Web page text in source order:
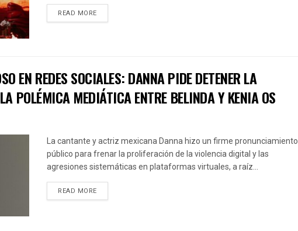
READ MORE
EN REDES SOCIALES: DANNA PIDE DETENER LA
POLÉMICA MEDIÁTICA ENTRE BELINDA Y KENIA OS
La cantante y actriz mexicana Danna hizo un firme pronunciamiento
público para frenar la proliferación de la violencia digital y las
agresiones sistemáticas en plataformas virtuales, a raíz...
READ MORE